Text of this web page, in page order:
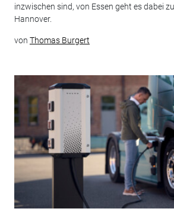
inzwischen sind, von Essen geht es dabei
Hannover.
von Thomas Burgert